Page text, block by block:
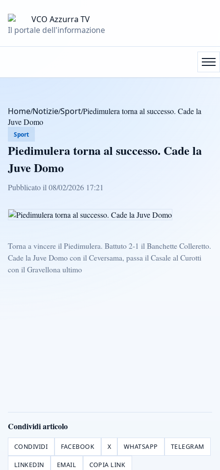
Il portale dell'informazione
Home/Notizie/Sport/Piedimulera torna al successo. Cade la
Juve Domo
Sport
Piedimulera torna al successo. Cade la
Juve Domo
Pubblicato il 08/02/2026 17:21
Torna a vincere il Piedimulera. Battuto 2-1 il Banchette Colleretto.
Cade la Juve Domo con il Ceversama, passa il Casale al Curotti
con il Gravellona ultimo
Condividi articolo
CONDIVIDI FACEBOOK X WHATSAPP TELEGRAM
LINKEDIN EMAIL COPIA LINK